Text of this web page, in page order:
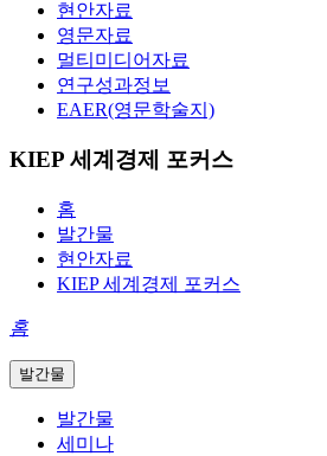
현안자료
영문자료
멀티미디어자료
연구성과정보
EAER(영문학술지)
KIEP 세계경제 포커스
홈
발간물
현안자료
KIEP 세계경제 포커스
홈
발간물
발간물
세미나